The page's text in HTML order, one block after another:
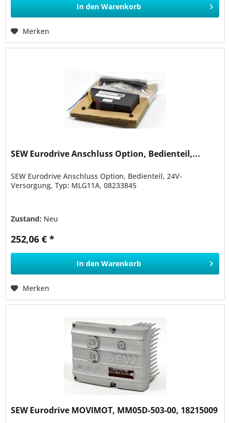
In den Warenkorb
Merken
SEW Eurodrive Anschluss Option, Bedienteil,...
SEW Eurodrive Anschluss Option, Bedienteil, 24V-
Versorgung, Typ: MLG11A, 08233845
Zustand: Neu
252,06 € *
In den Warenkorb
Merken
SEW Eurodrive MOVIMOT, MM05D-503-00, 18215009